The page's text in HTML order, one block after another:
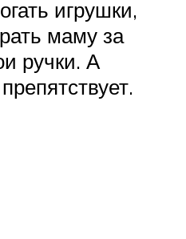
игрушки,
маму за
ручки. А